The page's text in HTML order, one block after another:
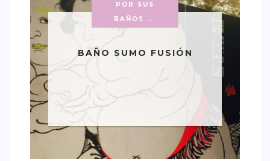
POR SUS
BAÑOS ...
BAÑO SUMO FUSIÓN